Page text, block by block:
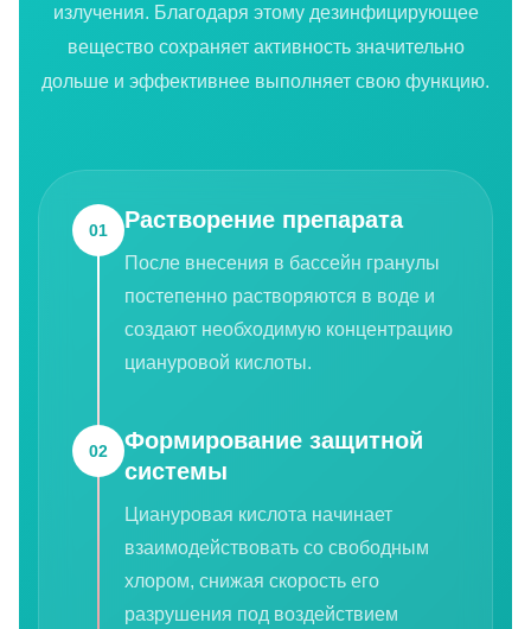
излучения. Благодаря этому дезинфицирующее
вещество сохраняет активность значительно
дольше и эффективнее выполняет свою функцию.
01 Растворение препарата
После внесения в бассейн гранулы
постепенно растворяются в воде и
создают необходимую концентрацию
циануровой кислоты.
02
Формирование защитной
системы
Циануровая кислота начинает
взаимодействовать со свободным
хлором, снижая скорость его
разрушения под воздействием